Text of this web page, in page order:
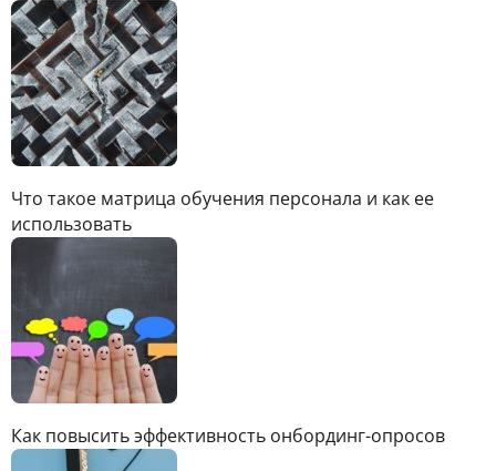
Что такое матрица обучения персонала и как ее
использовать
Как повысить эффективность онбординг-опросов